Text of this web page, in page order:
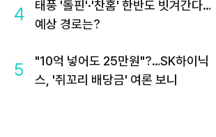
4
태풍 '돌핀'·'찬홈' 한반도 빗겨간다…
예상 경로는?
5
"10억 넣어도 25만원"?…SK하이닉
스, '쥐꼬리 배당금' 여론 보니